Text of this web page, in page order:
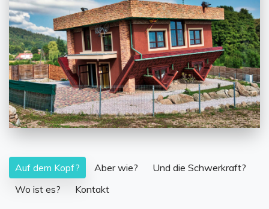
Auf dem Kopf? Aber wie?
Und die Schwerkraft?
Wo ist es?
Kontakt